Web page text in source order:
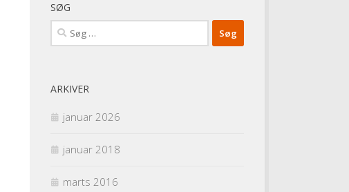
SØG
Søg
efter:
ARKIVER
januar 2026
januar 2018
marts 2016